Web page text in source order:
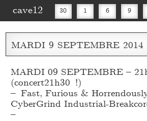
cave12 30 1 6 9
16 20 27 30
MARDI 9 SEPTEMBRE 2014
MARDI 09 SEPTEMBRE –
(concert21h30 !)
– Fast, Furious &
CyberGrind Industrial-
–